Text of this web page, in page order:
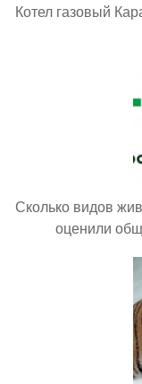
Котел газовый
Сколько видов
оценили